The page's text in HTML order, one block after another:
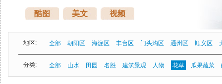
酷图 美文 视频
地区: 全部 朝阳区 海淀区 丰台区 门头沟区 通州区 顺义区
分类: 全部 山水 田园 名胜 建筑景观 人物 花草 瓜果蔬菜